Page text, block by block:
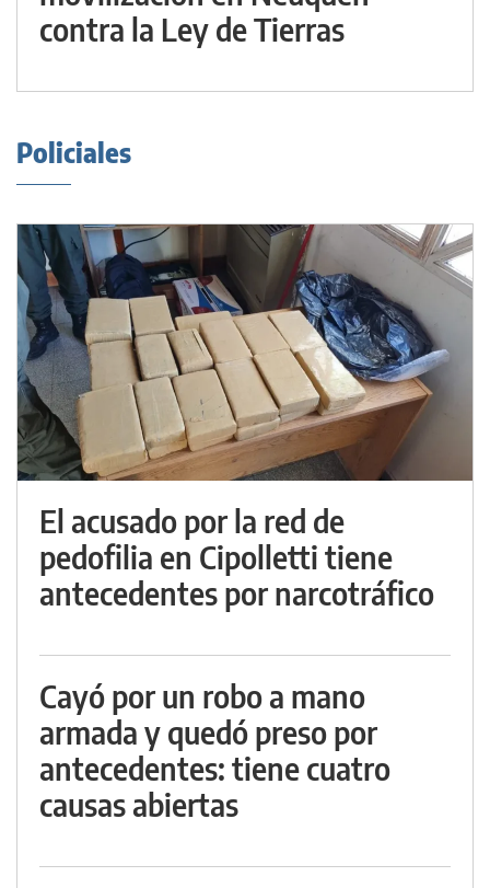
contra la Ley de Tierras
Policiales
El acusado por la red de
pedofilia en Cipolletti tiene
antecedentes por narcotráfico
Cayó por un robo a mano
armada y quedó preso por
antecedentes: tiene cuatro
causas abiertas